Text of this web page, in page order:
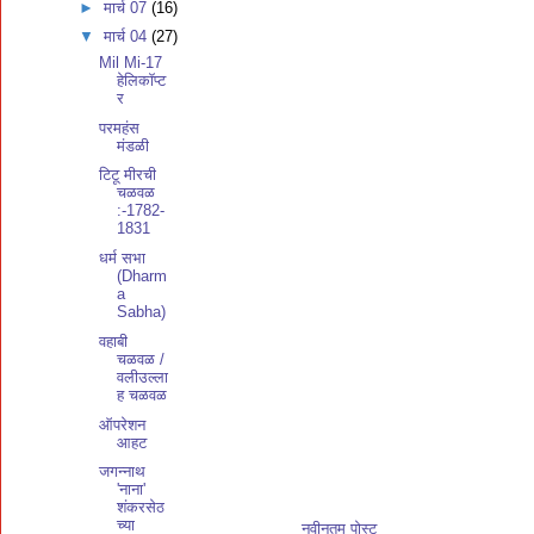
नवीनतम पोस्ट
►मार्च 07(16)
▼मार्च 04(27)
Mil Mi-17
हेलिकॉप्ट
र
परमहंस
मंडळी
टिटू मीरची
चळवळ
:-1782-
1831
धर्म सभा
(Dharm
a
Sabha)
वहाबी
चळवळ /
वलीउल्ला
ह चळवळ
ऑपरेशन
आहट
जगन्नाथ
'नाना'
शंकरसेठ
च्या